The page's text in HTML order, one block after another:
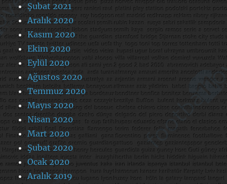
Şubat 2021
Aralık 2020
Kasım 2020
Ekim 2020
Eylül 2020
Ağustos 2020
Temmuz 2020
Mayıs 2020
Nisan 2020
Mart 2020
Şubat 2020
Ocak 2020
Aralık 2019